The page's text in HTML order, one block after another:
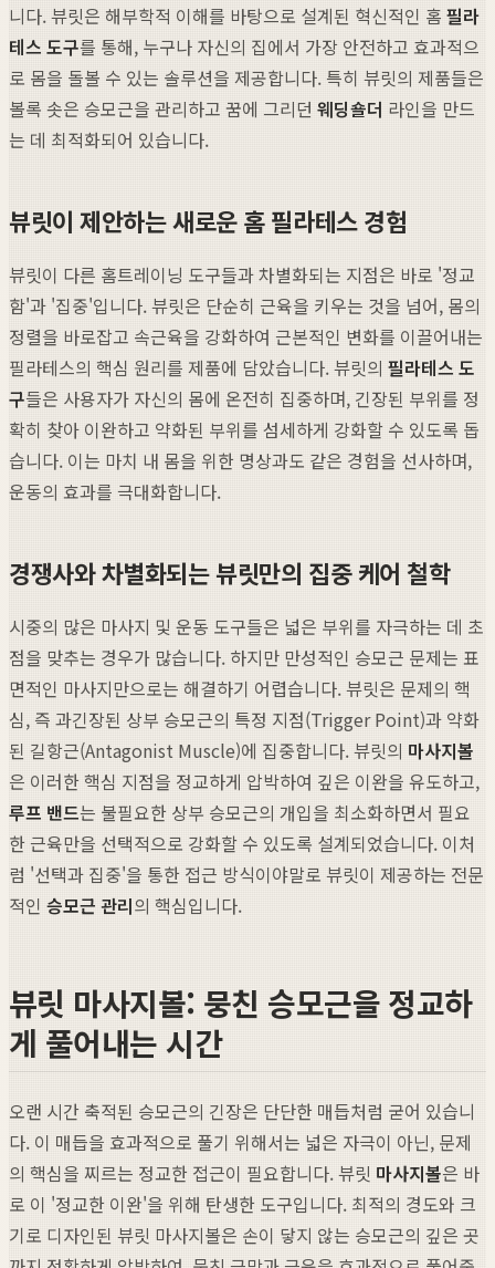
니다. 뷰릿은 해부학적 이해를 바탕으로 설계된 혁신적인 홈 필라
테스 도구를 통해, 누구나 자신의 집에서 가장 안전하고 효과적으
로 몸을 돌볼 수 있는 솔루션을 제공합니다. 특히 뷰릿의 제품들은
볼록 솟은 승모근을 관리하고 꿈에 그리던 웨딩숄더 라인을 만드
는 데 최적화되어 있습니다.
뷰릿이 제안하는 새로운 홈 필라테스 경험
뷰릿이 다른 홈트레이닝 도구들과 차별화되는 지점은 바로 '정교
함'과 '집중'입니다. 뷰릿은 단순히 근육을 키우는 것을 넘어, 몸의
정렬을 바로잡고 속근육을 강화하여 근본적인 변화를 이끌어내는
필라테스의 핵심 원리를 제품에 담았습니다. 뷰릿의 필라테스 도
구들은 사용자가 자신의 몸에 온전히 집중하며, 긴장된 부위를 정
확히 찾아 이완하고 약화된 부위를 섬세하게 강화할 수 있도록 돕
습니다. 이는 마치 내 몸을 위한 명상과도 같은 경험을 선사하며,
운동의 효과를 극대화합니다.
경쟁사와 차별화되는 뷰릿만의 집중 케어 철학
시중의 많은 마사지 및 운동 도구들은 넓은 부위를 자극하는 데 초
점을 맞추는 경우가 많습니다. 하지만 만성적인 승모근 문제는 표
면적인 마사지만으로는 해결하기 어렵습니다. 뷰릿은 문제의 핵
심, 즉 과긴장된 상부 승모근의 특정 지점(Trigger Point)과 약화
된 길항근(Antagonist Muscle)에 집중합니다. 뷰릿의 마사지볼
은 이러한 핵심 지점을 정교하게 압박하여 깊은 이완을 유도하고,
루프 밴드는 불필요한 상부 승모근의 개입을 최소화하면서 필요
한 근육만을 선택적으로 강화할 수 있도록 설계되었습니다. 이처
럼 '선택과 집중'을 통한 접근 방식이야말로 뷰릿이 제공하는 전문
적인 승모근 관리의 핵심입니다.
뷰릿 마사지볼: 뭉친 승모근을 정교하
게 풀어내는 시간
오랜 시간 축적된 승모근의 긴장은 단단한 매듭처럼 굳어 있습니
다. 이 매듭을 효과적으로 풀기 위해서는 넓은 자극이 아닌, 문제
의 핵심을 찌르는 정교한 접근이 필요합니다. 뷰릿 마사지볼은 바
로 이 '정교한 이완'을 위해 탄생한 도구입니다. 최적의 경도와 크
기로 디자인된 뷰릿 마사지볼은 손이 닿지 않는 승모근의 깊은 곳